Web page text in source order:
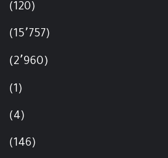
(120)
(15٬757)
(2٬960)
(1)
(4)
(146)